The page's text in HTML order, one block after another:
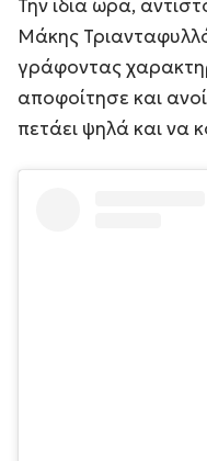
Την ίδια ώρα,
Μάκης
γράφοντας
αποφοίτησε και
πετάει ψηλά και να